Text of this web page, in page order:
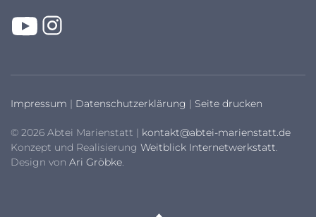
Impressum | Datenschutzerklärung | Seite drucken
© 2026 Abtei Marienstatt | kontakt@abtei-marienstatt.de
Konzept und Realisierung Weitblick Internetwerkstatt.
Design von Ari Gröbke.